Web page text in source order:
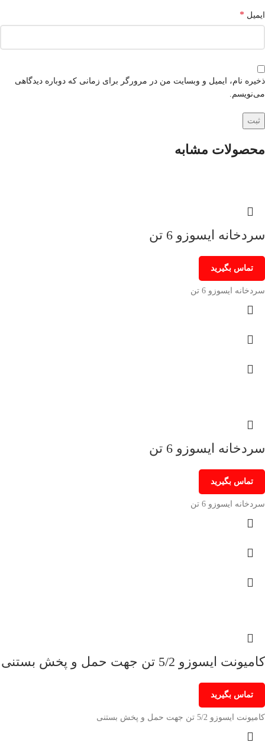
ایمیل *
ذخیره نام، ایمیل و وبسایت من در مرورگر برای زمانی که دوباره دیدگاهی
می‌نویسم.
محصولات مشابه
سردخانه ایسوزو 6 تن
تماس بگیرید
سردخانه ایسوزو 6 تن
سردخانه ایسوزو 6 تن
تماس بگیرید
سردخانه ایسوزو 6 تن
کامیونت ایسوزو 5/2 تن جهت حمل و پخش بستنی
تماس بگیرید
کامیونت ایسوزو 5/2 تن جهت حمل و پخش بستنی